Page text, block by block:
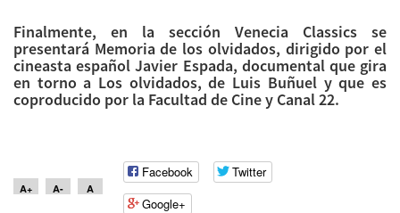
Finalmente, en la sección Venecia Classics se
presentará Memoria de los olvidados, dirigido por el
cineasta español Javier Espada, documental que gira
en torno a Los olvidados, de Luis Buñuel y que es
coproducido por la Facultad de Cine y Canal 22.
A+ A- A
Facebook
Twitter
Google+